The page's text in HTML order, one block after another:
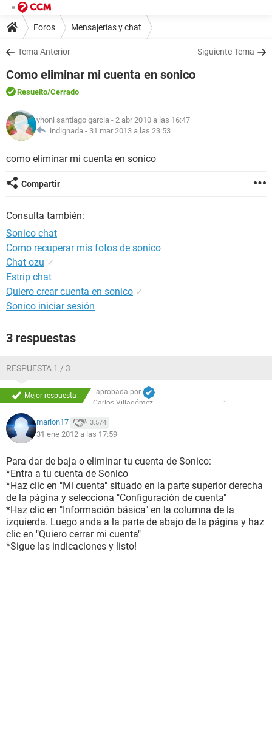
Foros Mensajerías y chat
Tema Anterior Siguiente Tema
Como eliminar mi cuenta en sonico
Resuelto/Cerrado
yhoni santiago garcia - 2 abr 2010 a las 16:47
indignada - 31 mar 2013 a las 23:53
como eliminar mi cuenta en sonico
Compartir
Consulta también:
Sonico chat
Como recuperar mis fotos de sonico
Chat ozu ✓
Estrip chat
Quiero crear cuenta en sonico ✓
Sonico iniciar sesión
3 respuestas
RESPUESTA 1 / 3
Mejor respuesta
aprobada por
Carlos Villagómez
marlon17 3.574
31 ene 2012 a las 17:59
Para dar de baja o eliminar tu cuenta de Sonico:
*Entra a tu cuenta de Sonico
*Haz clic en "Mi cuenta" situado en la parte superior derecha
de la página y selecciona "Configuración de cuenta"
*Haz clic en "Información básica" en la columna de la
izquierda. Luego anda a la parte de abajo de la página y haz
clic en "Quiero cerrar mi cuenta"
*Sigue las indicaciones y listo!